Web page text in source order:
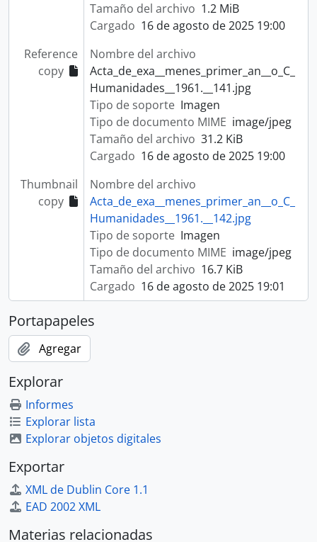
Tamaño del archivo 1.2 MiB
Cargado 16 de agosto de 2025 19:00
Reference
copy
Nombre del archivo
Acta_de_exa__menes_primer_an__o_C_
Humanidades__1961.__141.jpg
Tipo de soporte Imagen
Tipo de documento MIME image/jpeg
Tamaño del archivo 31.2 KiB
Cargado 16 de agosto de 2025 19:00
Thumbnail
copy
Nombre del archivo
Acta_de_exa__menes_primer_an__o_C_
Humanidades__1961.__142.jpg
Tipo de soporte Imagen
Tipo de documento MIME image/jpeg
Tamaño del archivo 16.7 KiB
Cargado 16 de agosto de 2025 19:01
Portapapeles
Agregar
Explorar
Informes
Explorar lista
Explorar objetos digitales
Exportar
XML de Dublin Core 1.1
EAD 2002 XML
Materias relacionadas